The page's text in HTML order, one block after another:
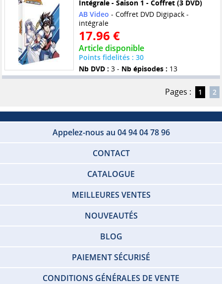
Intégrale - Saison 1 - Coffret (3 DVD)
AB Video - Coffret DVD Digipack -
intégrale
17.96 €
Article disponible
Points fidelités : 30
Nb DVD : 3 - Nb épisodes : 13
Pages : 1 2
Appelez-nous au 04 94 04 78 96
CONTACT
CATALOGUE
MEILLEURES VENTES
NOUVEAUTÉS
BLOG
PAIEMENT SÉCURISÉ
CONDITIONS GÉNÉRALES DE VENTE